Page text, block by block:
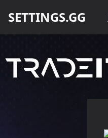
SETTINGS.GG